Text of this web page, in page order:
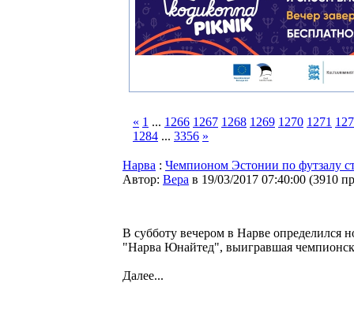
« 1 ... 1266 1267 1268 1269 1270 1271
1284 ... 3356 »
Нарва : Чемпионом Эстонии по футзалу
Автор: Bepa в 19/03/2017 07:40:00 (3910
В субботу вечером в Нарве определился
"Нарва Юнайтед", выигравшая
Далее...